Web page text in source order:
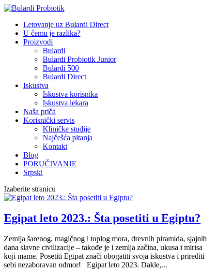
Letovanje uz Bulardi Direct
U čemu je razlika?
Proizvodi
Bulardi
Bulardi Probiotik Junior
Bulardi 500
Bulardi Direct
Iskustva
Iskustva korisnika
Iskustva lekara
Naša priča
Korisnički servis
Kliničke studije
Najčešća pitanja
Kontakt
Blog
PORUČIVANJE
Srpski
Izaberite stranicu
Egipat leto 2023.: Šta posetiti u Egiptu?
Zemlja šarenog, magičnog i toplog mora, drevnih piramida, sjajnih
dana slavne civilizacije – takođe je i zemlja začina, ukusa i mirisa
koji mame. Posetiti Egipat znači obogatiti svoja iskustva i prirediti
sebi nezaboravan odmor! Egipat leto 2023. Dakle,...